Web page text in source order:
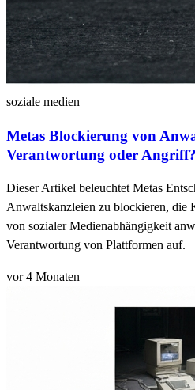
soziale medien
Metas Blockierung von
Verantwortung oder Angriff?
Dieser Artikel beleuchtet Metas
Anwaltskanzleien zu blockieren, die
von sozialer Medienabhängigkeit
Verantwortung von Plattformen auf.
vor 4 Monaten